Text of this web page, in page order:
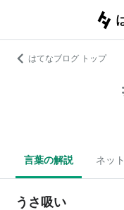
はてなブログ トップ
言葉の解説 ネッ
うさ吸い